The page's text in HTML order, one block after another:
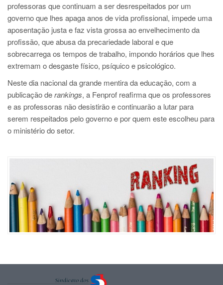
professoras que continuam a ser desrespeitados por um
governo que lhes apaga anos de vida profissional, impede uma
aposentação justa e faz vista grossa ao envelhecimento da
profissão, que abusa da precariedade laboral e que
sobrecarrega os tempos de trabalho, impondo horários que lhes
extremam o desgaste físico, psíquico e psicológico.
Neste dia nacional da grande mentira da educação, com a
publicação derankings, a Fenprof reafirma que os professores
e as professoras não desistirão e continuarão a lutar para
serem respeitados pelo governo e por quem este escolheu para
o ministério do setor.